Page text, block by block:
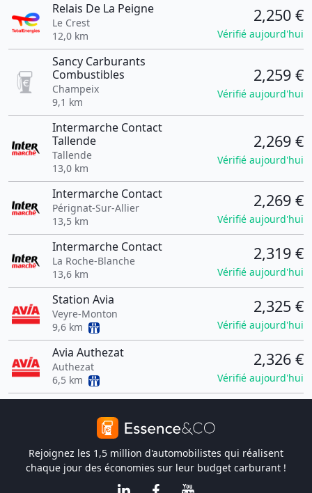
Relais De La Peigne
Le Crest
12,0 km
2,250 €
Vérifié aujourd'hui
Sancy Carburants
Combustibles
Champeix
9,1 km
2,259 €
Vérifié aujourd'hui
Intermarche Contact
Tallende
Tallende
13,0 km
2,269 €
Vérifié aujourd'hui
Intermarche Contact
Pérignat-Sur-Allier
13,5 km
2,269 €
Vérifié aujourd'hui
Intermarche Contact
La Roche-Blanche
13,6 km
2,319 €
Vérifié aujourd'hui
Station Avia
Veyre-Monton
9,6 km
2,325 €
Vérifié aujourd'hui
Avia Authezat
Authezat
6,5 km
2,326 €
Vérifié aujourd'hui
Rejoignez les 1,5 million d'automobilistes qui réalisent
chaque jour des économies sur leur budget carburant !